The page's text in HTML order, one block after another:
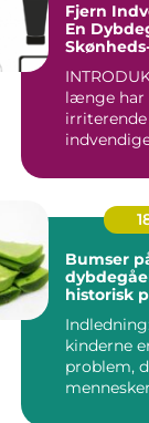
Fjern
En
længe
Bumser
historisk
kinderne
problem,